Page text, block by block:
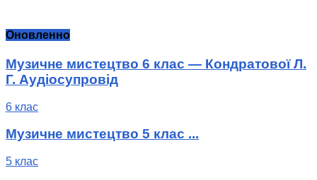
Оновленно
Музичне мистецтво 6 клас — Кондратової Л.
Г. Аудіосупровід
6 клас
Музичне мистецтво 5 клас ...
5 клас